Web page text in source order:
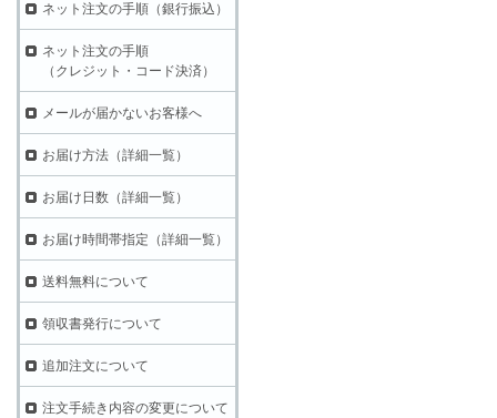
ネット注文の手順（銀行振込）
ネット注文の手順
（クレジット・コード決済）
メールが届かないお客様へ
お届け方法（詳細一覧）
お届け日数（詳細一覧）
お届け時間帯指定（詳細一覧）
送料無料について
領収書発行について
追加注文について
注文手続き内容の変更について